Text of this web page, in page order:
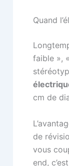
Quand
faible »,
cm de
de
vous
end,